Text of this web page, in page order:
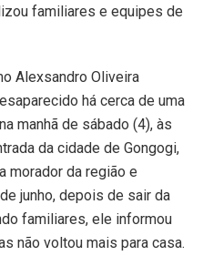
familiares e equipes de
Alexsandro Oliveira
há cerca de uma
manhã de sábado (4), às
da cidade de Gongogi,
morador da região e
junho, depois de sair da
familiares, ele informou
não voltou mais para casa.